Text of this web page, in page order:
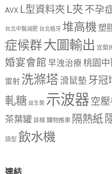
AVX L型資料夾 L夾 不孕
台北中醫減肥 台北植牙 堆高機塑
症候群大圖輸出 宜蘭
婚宴會館 早洩治療 桃園中
雷射 洗滌塔 滑鼠墊 牙冠
軋糖 益生菌 示波器 空
茶葉罐 貨梯 購物推車 隔熱紙
頭型 飲水機
連結